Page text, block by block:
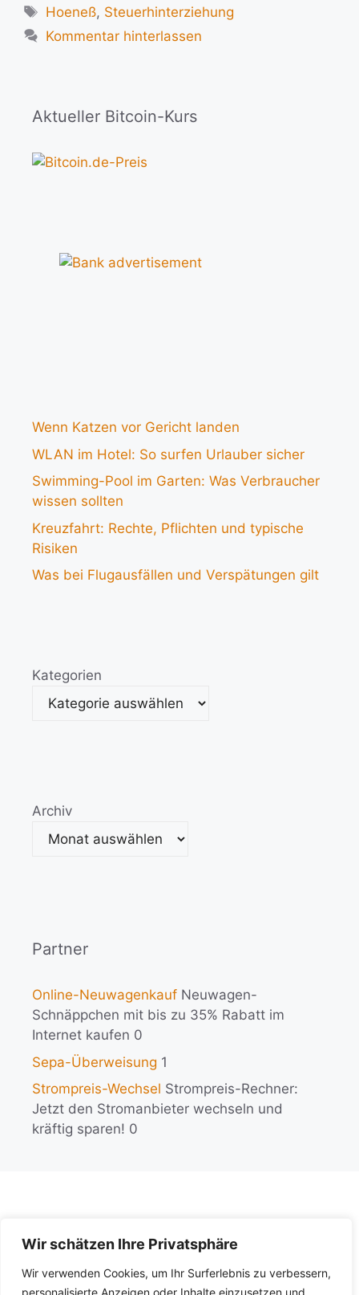
Wir schätzen Ihre Privatsphäre
Wir verwenden Cookies, um Ihr Surferlebnis zu verbessern,
personalisierte Anzeigen oder Inhalte einzusetzen und
Schlagwörter
Hoeneß, Steuerhinterziehung
Kommentar hinterlassen
Aktueller Bitcoin-Kurs
Wenn Katzen vor Gericht landen
WLAN im Hotel: So surfen Urlauber sicher
Swimming-Pool im Garten: Was Verbraucher
wissen sollten
Kreuzfahrt: Rechte, Pflichten und typische
Risiken
Was bei Flugausfällen und Verspätungen gilt
Kategorien
Archiv
Partner
Online-Neuwagenkauf Neuwagen-
Schnäppchen mit bis zu 35% Rabatt im
Internet kaufen 0
Sepa-Überweisung 1
Strompreis-Wechsel Strompreis-Rechner:
Jetzt den Stromanbieter wechseln und
kräftig sparen! 0
Impressum